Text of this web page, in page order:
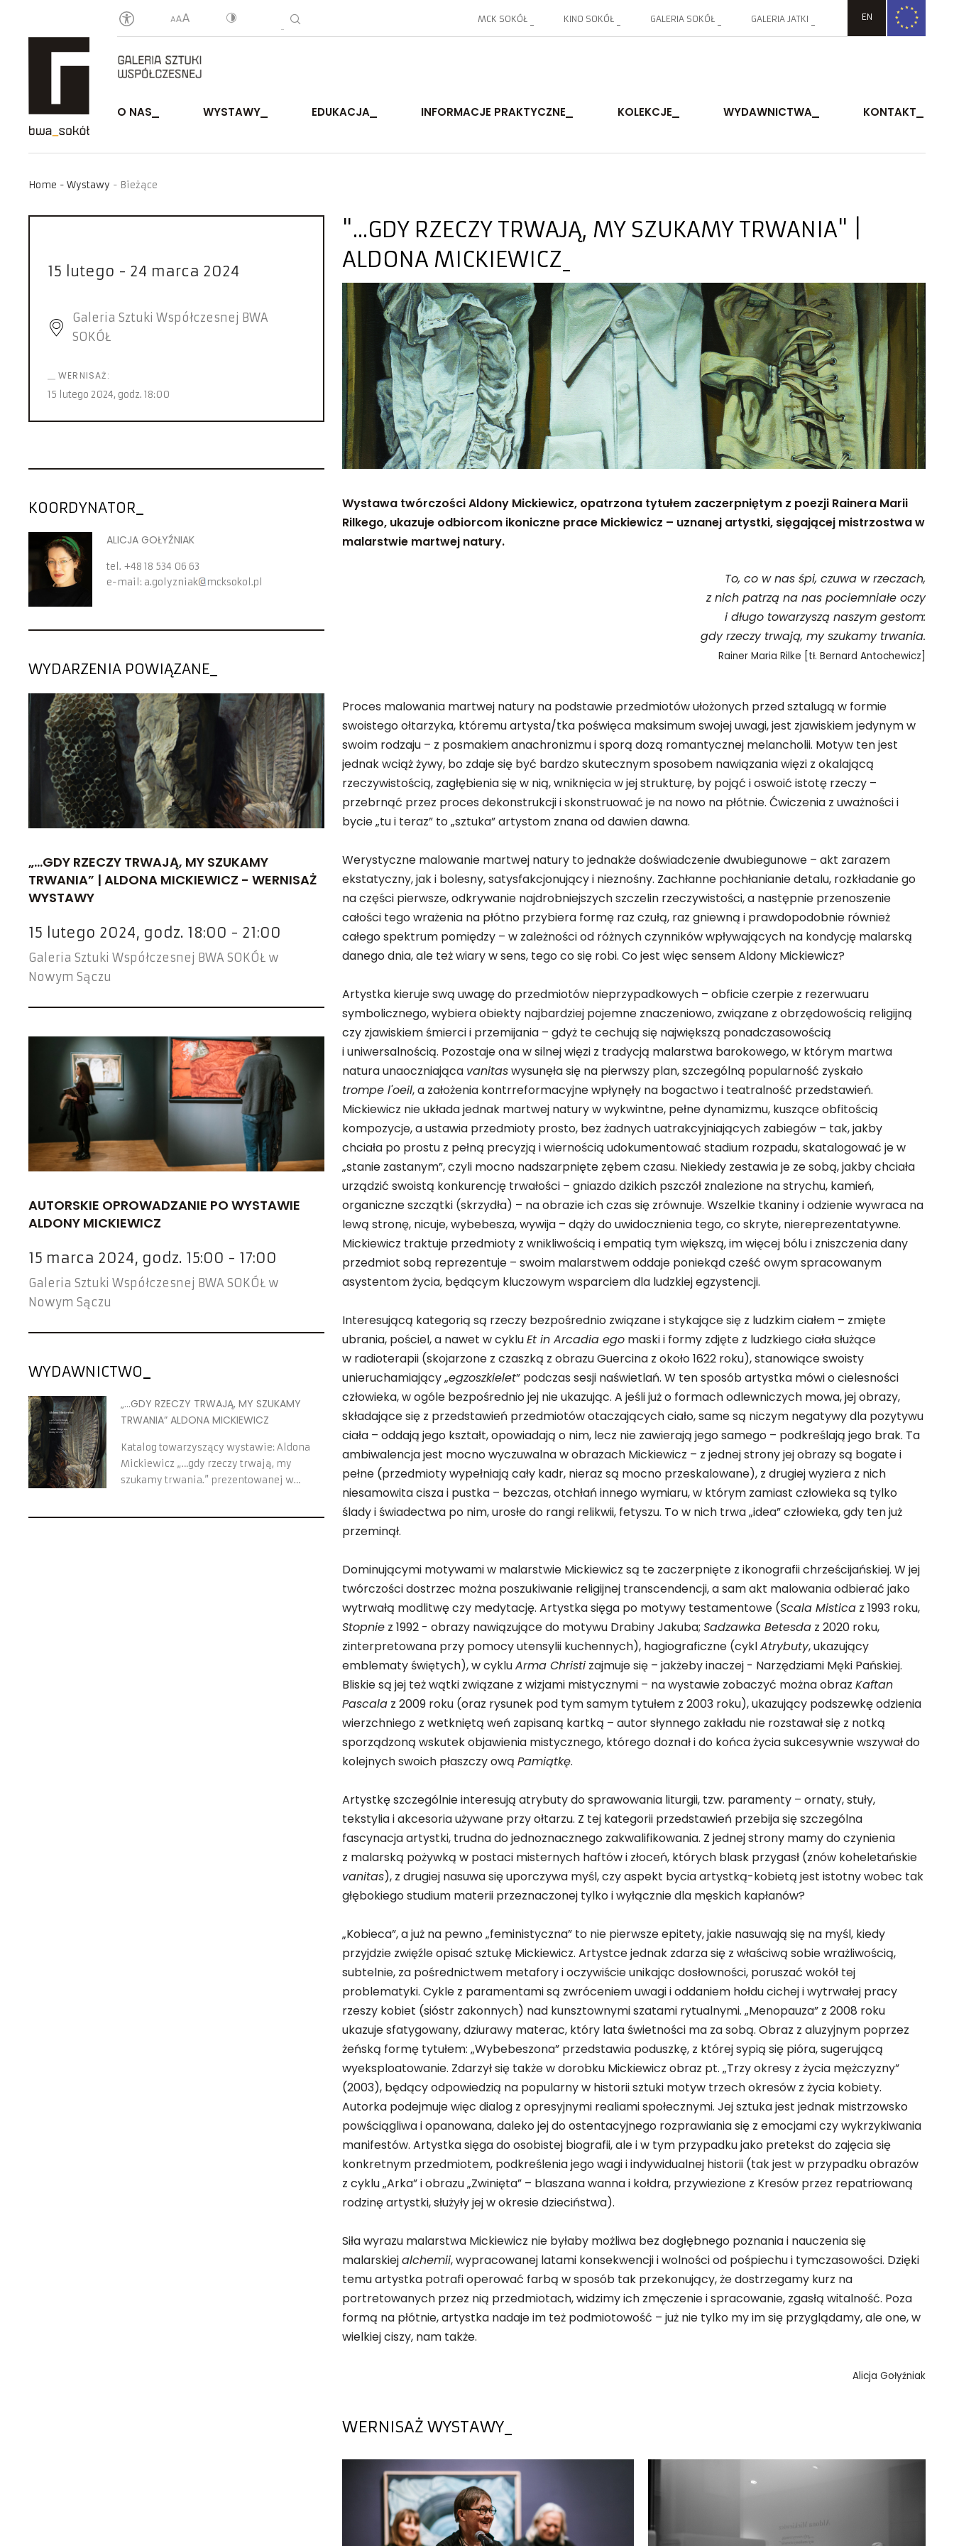
MCK SOKÓŁ KINO SOKÓŁ GALERIA SOKÓŁ GALERIA JATKI EN
O NAS WYSTAWY EDUKACJA INFORMACJE PRAKTYCZNE KOLEKCJE WYDAWNICTWA KONTAKT
Home Wystawy Bieżące
"...GDY RZECZY TRWAJĄ, MY SZUKAMY TRWANIA" |
ALDONA MICKIEWICZ
Wystawa twórczości Aldony Mickiewicz, opatrzona tytułem zaczerpniętym z poezji Rainera Marii
Rilkego, ukazuje odbiorcom ikoniczne prace Mickiewicz – uznanej artystki, sięgającej mistrzostwa w
malarstwie martwej natury.
To, co w nas śpi, czuwa w rzeczach,
z nich patrzą na nas pociemniałe oczy
i długo towarzyszą naszym gestom:
gdy rzeczy trwają, my szukamy trwania.
Rainer Maria Rilke [tł. Bernard Antochewicz]
Proces malowania martwej natury na podstawie przedmiotów ułożonych przed sztalugą w formie
swoistego ołtarzyka, któremu artysta/tka poświęca maksimum swojej uwagi, jest zjawiskiem jedynym w
swoim rodzaju – z posmakiem anachronizmu i sporą dozą romantycznej melancholii. Motyw ten jest
jednak wciąż żywy, bo zdaje się być bardzo skutecznym sposobem nawiązania więzi z okalającą
rzeczywistością, zagłębienia się w nią, wniknięcia w jej strukturę, by pojąć i oswoić istotę rzeczy –
przebrnąć przez proces dekonstrukcji i skonstruować je na nowo na płótnie. Ćwiczenia z uważności i
bycie „tu i teraz” to „sztuka” artystom znana od dawien dawna.
Werystyczne malowanie martwej natury to jednakże doświadczenie dwubiegunowe – akt zarazem
ekstatyczny, jak i bolesny, satysfakcjonujący i nieznośny. Zachłanne pochłanianie detalu, rozkładanie go
na części pierwsze, odkrywanie najdrobniejszych szczelin rzeczywistości, a następnie przenoszenie
całości tego wrażenia na płótno przybiera formę raz czułą, raz gniewną i prawdopodobnie również
całego spektrum pomiędzy – w zależności od różnych czynników wpływających na kondycję malarską
danego dnia, ale też wiary w sens, tego co się robi. Co jest więc sensem Aldony Mickiewicz?
Artystka kieruje swą uwagę do przedmiotów nieprzypadkowych – obficie czerpie z rezerwuaru
symbolicznego, wybiera obiekty najbardziej pojemne znaczeniowo, związane z obrzędowością religijną
czy zjawiskiem śmierci i przemijania – gdyż te cechują się największą ponadczasowością
i uniwersalnością. Pozostaje ona w silnej więzi z tradycją malarstwa barokowego, w którym martwa
natura unaoczniająca vanitaswysunęła się na pierwszy plan, szczególną popularność zyskało
trompe l'oeil, a założenia kontrreformacyjne wpłynęły na bogactwo i teatralność przedstawień.
Mickiewicz nie układa jednak martwej natury w wykwintne, pełne dynamizmu, kuszące obfitością
kompozycje, a ustawia przedmioty prosto, bez żadnych uatrakcyjniających zabiegów – tak, jakby
chciała po prostu z pełną precyzją i wiernością udokumentować stadium rozpadu, skatalogować je w
„stanie zastanym”, czyli mocno nadszarpnięte zębem czasu. Niekiedy zestawia je ze sobą, jakby chciała
urządzić swoistą konkurencję trwałości – gniazdo dzikich pszczół znalezione na strychu, kamień,
organiczne szczątki (skrzydła) – na obrazie ich czas się zrównuje. Wszelkie tkaniny i odzienie wywraca na
lewą stronę, nicuje, wybebesza, wywija – dąży do uwidocznienia tego, co skryte, niereprezentatywne.
Mickiewicz traktuje przedmioty z wnikliwością i empatią tym większą, im więcej bólu i zniszczenia dany
przedmiot sobą reprezentuje – swoim malarstwem oddaje poniekąd cześć owym spracowanym
asystentom życia, będącym kluczowym wsparciem dla ludzkiej egzystencji.
Interesującą kategorią są rzeczy bezpośrednio związane i stykające się z ludzkim ciałem – zmięte
ubrania, pościel, a nawet w cykluEt in Arcadia ego maski i formy zdjęte z ludzkiego ciała służące
w radioterapii (skojarzone z czaszką z obrazu Guercina z około 1622 roku), stanowiące swoisty
unieruchamiający „egzoszkielet” podczas sesji naświetlań. W ten sposób artystka mówi o cielesności
człowieka, w ogóle bezpośrednio jej nie ukazując. A jeśli już o formach odlewniczych mowa, jej obrazy,
składające się z przedstawień przedmiotów otaczających ciało, same są niczym negatywy dla pozytywu
ciała – oddają jego kształt, opowiadają o nim, lecz nie zawierają jego samego – podkreślają jego brak. Ta
ambiwalencja jest mocno wyczuwalna w obrazach Mickiewicz – z jednej strony jej obrazy są bogate i
pełne (przedmioty wypełniają cały kadr, nieraz są mocno przeskalowane), z drugiej wyziera z nich
niesamowita cisza i pustka – bezczas, otchłań innego wymiaru, w którym zamiast człowieka są tylko
ślady i świadectwa po nim, urosłe do rangi relikwii, fetyszu. To w nich trwa „idea” człowieka, gdy ten już
przeminął.
Dominującymi motywami w malarstwie Mickiewicz są te zaczerpnięte z ikonografii chrześcijańskiej. W jej
twórczości dostrzec można poszukiwanie religijnej transcendencji, a sam akt malowania odbierać jako
wytrwałą modlitwę czy medytację. Artystka sięga po motywy testamentowe (Scala Mistica z 1993 roku,
Stopnie z 1992 - obrazy nawiązujące do motywu Drabiny Jakuba;Sadzawka Betesda z 2020 roku,
zinterpretowana przy pomocy utensylii kuchennych), hagiograficzne (cyklAtrybuty, ukazujący
emblematy świętych), w cykluArma Christi zajmuje się – jakżeby inaczej - Narzędziami Męki Pańskiej.
Bliskie są jej też wątki związane z wizjami mistycznymi – na wystawie zobaczyć można obrazKaftan
Pascala z 2009 roku (oraz rysunek pod tym samym tytułem z 2003 roku), ukazujący podszewkę odzienia
wierzchniego z wetkniętą weń zapisaną kartką – autor słynnego zakładu nie rozstawał się z notką
sporządzoną wskutek objawienia mistycznego, którego doznał i do końca życia sukcesywnie wszywał do
kolejnych swoich płaszczy owąPamiątkę.
Artystkę szczególnie interesują atrybuty do sprawowania liturgii, tzw. paramenty – ornaty, stuły,
tekstylia i akcesoria używane przy ołtarzu. Z tej kategorii przedstawień przebija się szczególna
fascynacja artystki, trudna do jednoznacznego zakwalifikowania. Z jednej strony mamy do czynienia
z malarską pożywką w postaci misternych haftów i złoceń, których blask przygasł (znów koheletańskie
vanitas), z drugiej nasuwa się uporczywa myśl, czy aspekt bycia artystką-kobietą jest istotny wobec tak
głębokiego studium materii przeznaczonej tylko i wyłącznie dla męskich kapłanów?
„Kobieca”, a już na pewno „feministyczna” to nie pierwsze epitety, jakie nasuwają się na myśl, kiedy
przyjdzie zwięźle opisać sztukę Mickiewicz. Artystce jednak zdarza się z właściwą sobie wrażliwością,
subtelnie, za pośrednictwem metafory i oczywiście unikając dosłowności, poruszać wokół tej
problematyki. Cykle z paramentami są zwróceniem uwagi i oddaniem hołdu cichej i wytrwałej pracy
rzeszy kobiet (sióstr zakonnych) nad kunsztownymi szatami rytualnymi. „Menopauza” z 2008 roku
ukazuje sfatygowany, dziurawy materac, który lata świetności ma za sobą. Obraz z aluzyjnym poprzez
żeńską formę tytułem: „Wybebeszona” przedstawia poduszkę, z której sypią się pióra, sugerującą
wyeksploatowanie. Zdarzył się także w dorobku Mickiewicz obraz pt. „Trzy okresy z życia mężczyzny”
(2003), będący odpowiedzią na popularny w historii sztuki motyw trzech okresów z życia kobiety.
Autorka podejmuje więc dialog z opresyjnymi realiami społecznymi. Jej sztuka jest jednak mistrzowsko
powściągliwa i opanowana, daleko jej do ostentacyjnego rozprawiania się z emocjami czy wykrzykiwania
manifestów. Artystka sięga do osobistej biografii, ale i w tym przypadku jako pretekst do zajęcia się
konkretnym przedmiotem, podkreślenia jego wagi i indywidualnej historii (tak jest w przypadku obrazów
z cyklu „Arka” i obrazu „Zwinięta” – blaszana wanna i kołdra, przywiezione z Kresów przez repatriowaną
rodzinę artystki, służyły jej w okresie dzieciństwa).
Siła wyrazu malarstwa Mickiewicz nie byłaby możliwa bez dogłębnego poznania i nauczenia się
malarskiejalchemii, wypracowanej latami konsekwencji i wolności od pośpiechu i tymczasowości. Dzięki
temu artystka potrafi operować farbą w sposób tak przekonujący, że dostrzegamy kurz na
portretowanych przez nią przedmiotach, widzimy ich zmęczenie i spracowanie, zgasłą witalność. Poza
formą na płótnie, artystka nadaje im też podmiotowość – już nie tylko my im się przyglądamy, ale one, w
wielkiej ciszy, nam także.
Alicja Gołyźniak
WERNISAŻ WYSTAWY
15 lutego - 24 marca 2024
Galeria Sztuki Współczesnej BWA
SOKÓŁ
WERNISAŻ:
15 lutego 2024, godz.18:00
KOORDYNATOR
ALICJA GOŁYŹNIAK
tel. +48 18 534 06 63
e-mail: a.golyzniak mcksokol.pl
WYDARZENIA POWIĄZANE
„...GDY RZECZY TRWAJĄ, MY SZUKAMY
TRWANIA” | ALDONA MICKIEWICZ - WERNISAŻ
WYSTAWY
15 lutego 2024, godz. 18:00 - 21:00
Galeria Sztuki Współczesnej BWA SOKÓŁ w
Nowym Sączu
AUTORSKIE OPROWADZANIE PO WYSTAWIE
ALDONY MICKIEWICZ
15 marca 2024, godz. 15:00 - 17:00
Galeria Sztuki Współczesnej BWA SOKÓŁ w
Nowym Sączu
WYDAWNICTWO
„...GDY RZECZY TRWAJĄ, MY SZUKAMY
TRWANIA” ALDONA MICKIEWICZ
Katalog towarzyszący wystawie: Aldona
Mickiewicz „…gdy rzeczy trwają, my
szukamy trwania.” prezentowanej w